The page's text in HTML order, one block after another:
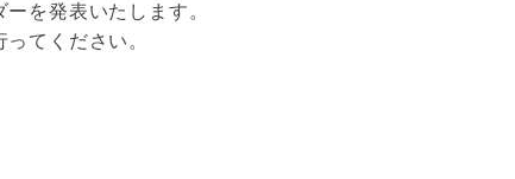
を発表いたします。
てください。